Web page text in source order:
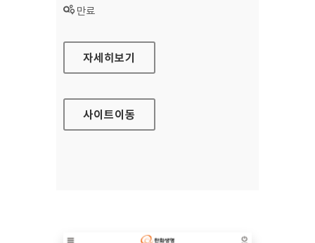
상태 :
만료
유실물관리시스템 홈페이지
자세히보기
사이트이동